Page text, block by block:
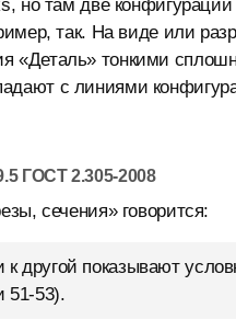
но там две
так. На виде или
«Деталь» тонкими
с линиями
ГОСТ 2.305-2008
сечения» говорится:
другой показывают
51-53).